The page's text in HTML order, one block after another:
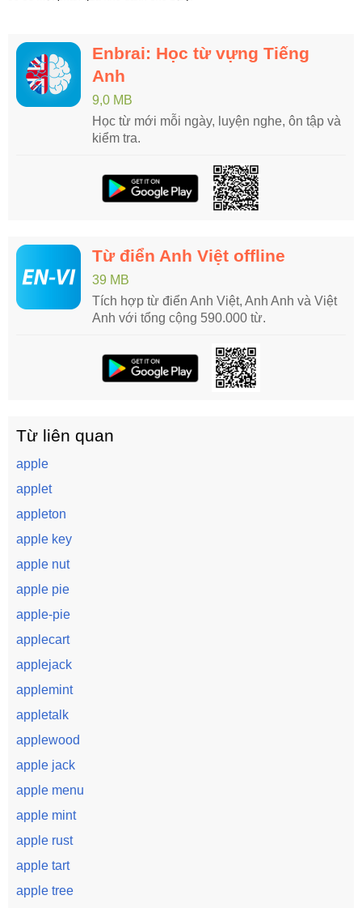
Enbrai: Học từ vựng Tiếng
Anh
9,0 MB
Học từ mới mỗi ngày, luyện nghe, ôn tập và
kiểm tra.
Từ điển Anh Việt offline
39 MB
Tích hợp từ điển Anh Việt, Anh Anh và Việt
Anh với tổng cộng 590.000 từ.
Từ liên quan
apple
applet
appleton
apple key
apple nut
apple pie
apple-pie
applecart
applejack
applemint
appletalk
applewood
apple jack
apple menu
apple mint
apple rust
apple tart
apple tree